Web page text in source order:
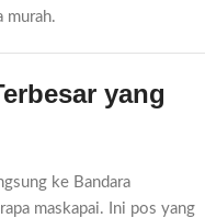
murah.
yang
ke Bandara
maskapai. Ini pos yang